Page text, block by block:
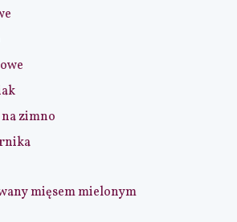
zimno
mięsem mielonym